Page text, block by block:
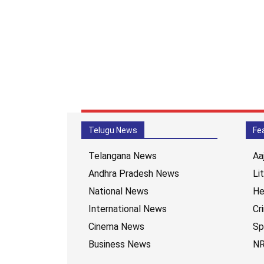
Telugu News
Telangana News
Andhra Pradesh News
National News
International News
Cinema News
Business News